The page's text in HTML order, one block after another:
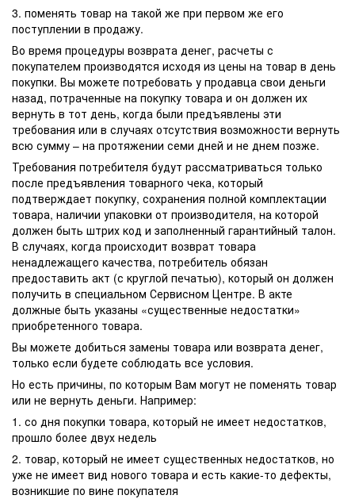
3. поменять товар на такой же при первом же его
поступлении в продажу.
Во время процедуры возврата денег, расчеты с
покупателем производятся исходя из цены на товар в день
покупки. Вы можете потребовать у продавца свои деньги
назад, потраченные на покупку товара и он должен их
вернуть в тот день, когда были предъявлены эти
требования или в случаях отсутствия возможности вернуть
всю сумму – на протяжении семи дней и не днем позже.
Требования потребителя будут рассматриваться только
после предъявления товарного чека, который
подтверждает покупку, сохранения полной комплектации
товара, наличии упаковки от производителя, на которой
должен быть штрих код и заполненный гарантийный талон.
В случаях, когда происходит возврат товара
ненадлежащего качества, потребитель обязан
предоставить акт (с круглой печатью), который он должен
получить в специальном Сервисном Центре. В акте
должные быть указаны «существенные недостатки»
приобретенного товара.
Вы можете добиться замены товара или возврата денег,
только если будете соблюдать все условия.
Но есть причины, по которым Вам могут не поменять товар
или не вернуть деньги. Например:
1. со дня покупки товара, который не имеет недостатков,
прошло более двух недель
2. товар, который не имеет существенных недостатков, но
уже не имеет вид нового товара и есть какие-то дефекты,
возникшие по вине покупателя